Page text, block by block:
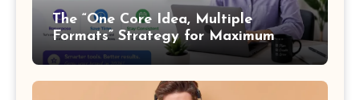
The “One Core Idea, Multiple
Formats” Strategy for Maximum
Content Output